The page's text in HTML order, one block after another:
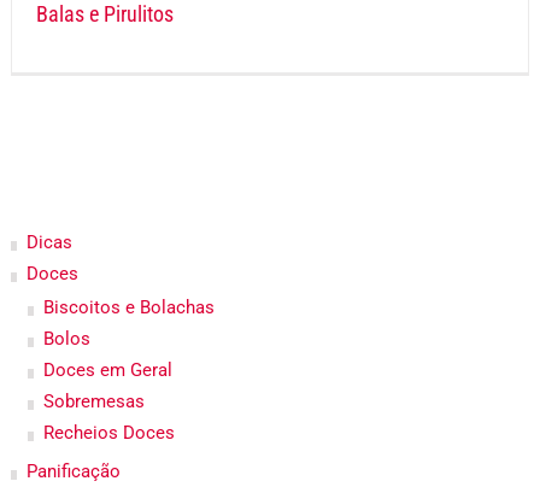
Balas e Pirulitos
Dicas
Doces
Biscoitos e Bolachas
Bolos
Doces em Geral
Sobremesas
Recheios Doces
Panificação